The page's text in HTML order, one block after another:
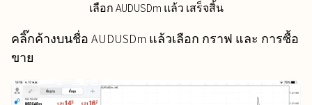
เลือก AUDUSDm แล้ว เสร็จสิ้น
คลิ๊กค้างบนชื่อ AUDUSDm แล้วเลือก กราฟ และ การซื้อ
ขาย